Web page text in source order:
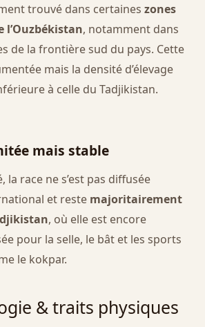
trouvé dans certaines zones
l’Ouzbékistan, notamment dans
de la frontière sud du pays. Cette
mais la densité d’élevage
à celle du Tadjikistan.
mais stable
la race ne s’est pas diffusée
et reste majoritairement
, où elle est encore
pour la selle, le bât et les sports
le kokpar.
& traits physiques